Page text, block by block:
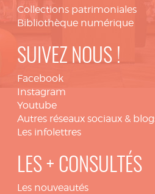
Collections patrimoniales
Bibliothèque numérique
SUIVEZ NOUS !
Facebook
Instagram
Youtube
Autres réseaux sociaux &
Les infolettres
LES + CONSULTÉS
Les nouveautés